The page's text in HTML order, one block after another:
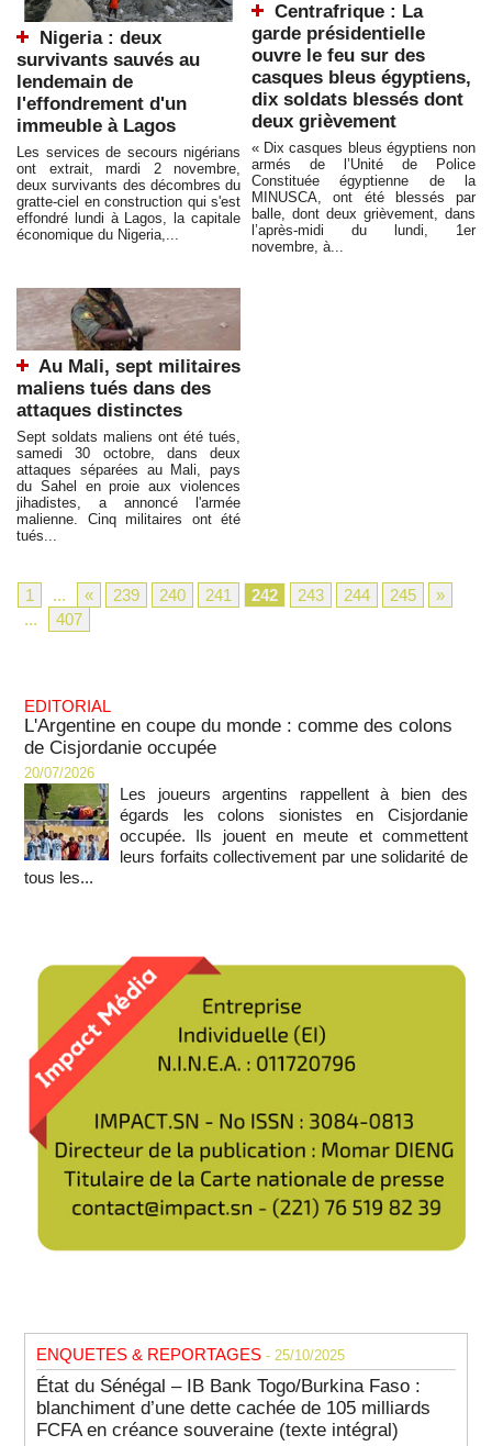
Nigeria : deux
survivants sauvés au
lendemain de
l'effondrement d'un
immeuble à Lagos
Les services de secours nigérians
ont extrait, mardi 2 novembre,
deux survivants des décombres du
gratte-ciel en construction qui s'est
effondré lundi à Lagos, la capitale
économique du Nigeria,...
Centrafrique : La
garde présidentielle
ouvre le feu sur des
casques bleus égyptiens,
dix soldats blessés dont
deux grièvement
« Dix casques bleus égyptiens non
armés de l’Unité de Police
Constituée égyptienne de la
MINUSCA, ont été blessés par
balle, dont deux grièvement, dans
l’après-midi du lundi, 1er
novembre, à...
Au Mali, sept militaires
maliens tués dans des
attaques distinctes
Sept soldats maliens ont été tués,
samedi 30 octobre, dans deux
attaques séparées au Mali, pays
du Sahel en proie aux violences
jihadistes, a annoncé l'armée
malienne. Cinq militaires ont été
tués...
1 ... « 239 240 241 242 243 244 245
»
...
407
EDITORIAL
L'Argentine en coupe du monde : comme des colons
de Cisjordanie occupée
20/07/2026
Les joueurs argentins rappellent à bien des
égards les colons sionistes en Cisjordanie
occupée. Ils jouent en meute et commettent
leurs forfaits collectivement par une solidarité de
tous les...
ENQUETES & REPORTAGES - 25/10/2025
État du Sénégal – IB Bank Togo/Burkina Faso :
blanchiment d’une dette cachée de 105 milliards
FCFA en créance souveraine (texte intégral)